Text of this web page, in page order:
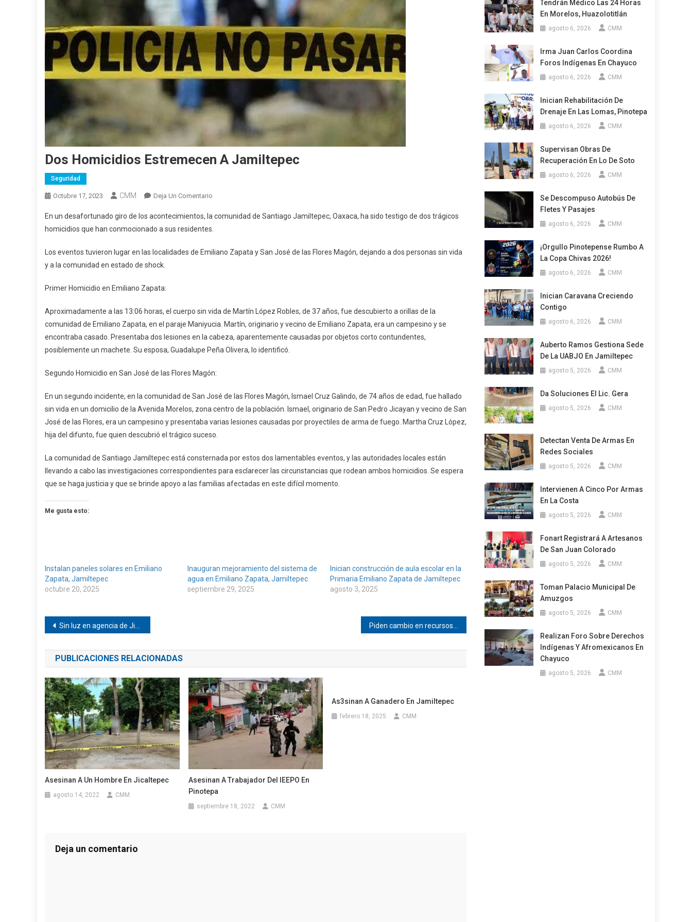
Dos Homicidios Estremecen A Jamiltepec
Seguridad
Octubre 17, 2023 CMM Deja Un Comentario
Homicidios
Estremecen
Jamiltepec
En un desafortunado giro de los acontecimientos, la comunidad de Santiago Jamiltepec, Oaxaca, ha sido testigo de dos trágicos
homicidios que han conmocionado a sus residentes.
Los eventos tuvieron lugar en las localidades de Emiliano Zapata y San José de las Flores Magón, dejando a dos personas sin vida
y a la comunidad en estado de shock.
Primer Homicidio en Emiliano Zapata:
Aproximadamente a las 13:06 horas, el cuerpo sin vida de Martín López Robles, de 37 años, fue descubierto a orillas de la
comunidad de Emiliano Zapata, en el paraje Maniyucia. Martín, originario y vecino de Emiliano Zapata, era un campesino y se
encontraba casado. Presentaba dos lesiones en la cabeza, aparentemente causadas por objetos corto contundentes,
posiblemente un machete. Su esposa, Guadalupe Peña Olivera, lo identificó.
Segundo Homicidio en San José de las Flores Magón:
En un segundo incidente, en la comunidad de San José de las Flores Magón, Ismael Cruz Galindo, de 74 años de edad, fue hallado
sin vida en un domicilio de la Avenida Morelos, zona centro de la población. Ismael, originario de San Pedro Jicayan y vecino de San
José de las Flores, era un campesino y presentaba varias lesiones causadas por proyectiles de arma de fuego. Martha Cruz López,
hija del difunto, fue quien descubrió el trágico suceso.
La comunidad de Santiago Jamiltepec está consternada por estos dos lamentables eventos, y las autoridades locales están
llevando a cabo las investigaciones correspondientes para esclarecer las circunstancias que rodean ambos homicidios. Se espera
que se haga justicia y que se brinde apoyo a las familias afectadas en este difícil momento.
Me gusta esto:
Instalan paneles solares en Emiliano
Zapata, Jamiltepec
octubre 20, 2025
Inauguran mejoramiento del sistema de
agua en Emiliano Zapata, Jamiltepec
septiembre 29, 2025
Inician construcción de aula escolar en la
Primaria Emiliano Zapata de Jamiltepec
agosto 3, 2025
Navegación
de
entradas
Sin luz en agencia de Jicayán
PUBLICACIONES RELACIONADAS
Asesinan A Un Hombre En Jicaltepec
agosto 14, 2022 CMM
Asesinan A Trabajador Del IEEPO En
Pinotepa
septiembre 18, 2022 CMM
As3sinan A Ganadero En Jamiltepec
febrero 18, 2025 CMM
Deja un comentario
Tendrán Médico Las 24 Horas
En Morelos, Huazolotitlán
agosto 6, 2026 CMM
Irma Juan Carlos Coordina
Foros Indígenas En Chayuco
agosto 6, 2026 CMM
Inician Rehabilitación De
Drenaje En Las Lomas, Pinotepa
agosto 6, 2026 CMM
Supervisan Obras De
Recuperación En Lo De Soto
agosto 6, 2026 CMM
Se Descompuso Autobús De
Fletes Y Pasajes
agosto 6, 2026 CMM
¡Orgullo Pinotepense Rumbo A
La Copa Chivas 2026!
agosto 6, 2026 CMM
Inician Caravana Creciendo
Contigo
agosto 6, 2026 CMM
Auberto Ramos Gestiona Sede
De La UABJO En Jamiltepec
agosto 5, 2026 CMM
Da Soluciones El Lic. Gera
agosto 5, 2026 CMM
Detectan Venta De Armas En
Redes Sociales
agosto 5, 2026 CMM
Intervienen A Cinco Por Armas
En La Costa
agosto 5, 2026 CMM
Fonart Registrará A Artesanos
De San Juan Colorado
agosto 5, 2026 CMM
Toman Palacio Municipal De
Amuzgos
agosto 5, 2026 CMM
Realizan Foro Sobre Derechos
Indígenas Y Afromexicanos En
Chayuco
agosto 5, 2026 CMM